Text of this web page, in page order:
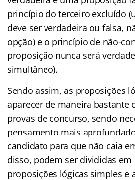
princípio do terceiro excluído
deve ser verdadeira ou falsa,
opção) e o princípio de não-
proposição nunca será
simultâneo).
Sendo assim, as proposições
aparecer de maneira bastante
provas de concurso, sendo
pensamento mais
candidato para que não caia
disso, podem ser divididas em
proposições lógicas simples e